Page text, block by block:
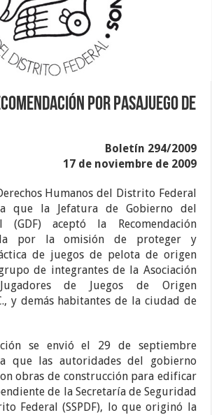
por pasajuego de
Boletín 294/2009
17 de noviembre de 2009
Humanos del Distrito Federal
que la Jefatura de Gobierno del
(GDF) aceptó la Recomendación
por la omisión de proteger y
de juegos de pelota de origen
de integrantes de la Asociación
de Juegos de Origen
y demás habitantes de la ciudad de
se envió el 29 de septiembre
que las autoridades del gobierno
obras de construcción para edificar
de la Secretaría de Seguridad
Federal (SSPDF), lo que originó la